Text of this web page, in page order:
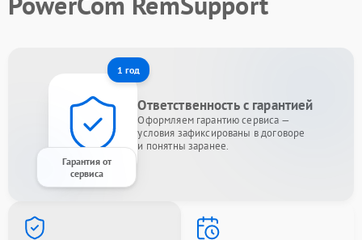
1 год
Гарантия от
сервиса
Ответственность с гарантией
Оформляем гарантию сервиса —
условия зафиксированы в договоре
и понятны заранее.